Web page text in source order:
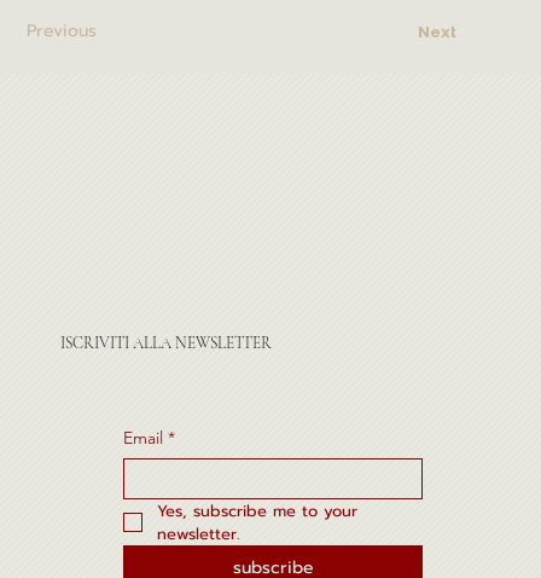
Previous Next
ISCRIVITI ALLA NEWSLETTER
Email *
Yes, subscribe me to your
newsletter.
subscribe